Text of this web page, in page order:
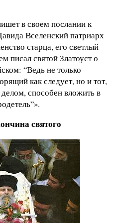
в своем послании к
Вселенский патриарх
старца, его светлый
писал святой Златоуст о
“Ведь не только
как следует, но и тот,
способен вложить в
святого